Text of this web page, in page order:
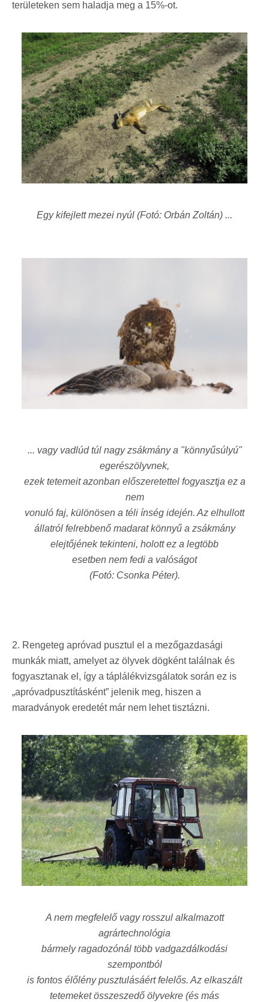
területeken sem haladja meg a 15%-ot.
Egy kifejlett mezei nyúl (Fotó: Orbán Zoltán) ...
... vagy vadlúd túl nagy zsákmány a "könnyűsúlyú"
egerészölyvnek,
ezek tetemeit azonban előszeretettel fogyasztja ez a
nem
vonuló faj, különösen a téli ínség idején. Az elhullott
állatról felrebbenő madarat könnyű a zsákmány
elejtőjének tekinteni, holott ez a legtöbb
esetben nem fedi a valóságot
(Fotó: Csonka Péter).
2. Rengeteg apróvad pusztul el a mezőgazdasági
munkák miatt, amelyet az ölyvek dögként találnak és
fogyasztanak el, így a táplálékvizsgálatok során ez is
„apróvadpusztításként” jelenik meg, hiszen a
maradványok eredetét már nem lehet tisztázni.
A nem megfelelő vagy rosszul alkalmazott
agrártechnológia
bármely ragadozónál több vadgazdálkodási
szempontból
is fontos élőlény pusztulásáért felelős. Az elkaszált
tetemeket összeszedő ölyvekre (és más